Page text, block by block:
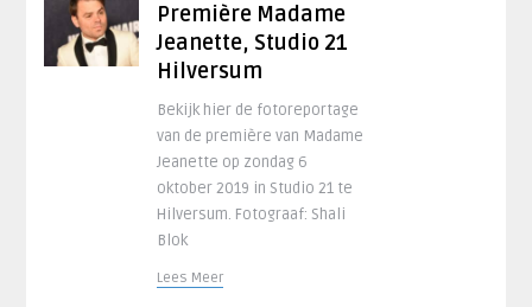
Première Madame
Jeanette, Studio 21
Hilversum
Bekijk hier de fotoreportage
van de première van Madame
Jeanette op zondag 6
oktober 2019 in Studio 21 te
Hilversum. Fotograaf: Shali
Blok
Lees Meer